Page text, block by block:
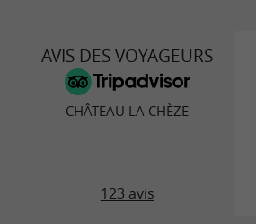
AVIS DES VOYAGEURS
CHÂTEAU LA CHÈZE
123 avis